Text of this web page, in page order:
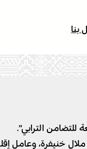
بنا
الترابي”.
خنيفرة، وعامل